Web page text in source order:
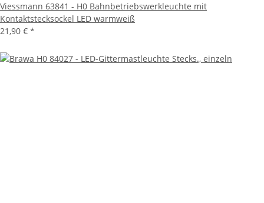
Viessmann 63841 - H0 Bahnbetriebswerkleuchte mit
Kontaktstecksockel LED warmweiß
21,90 € *